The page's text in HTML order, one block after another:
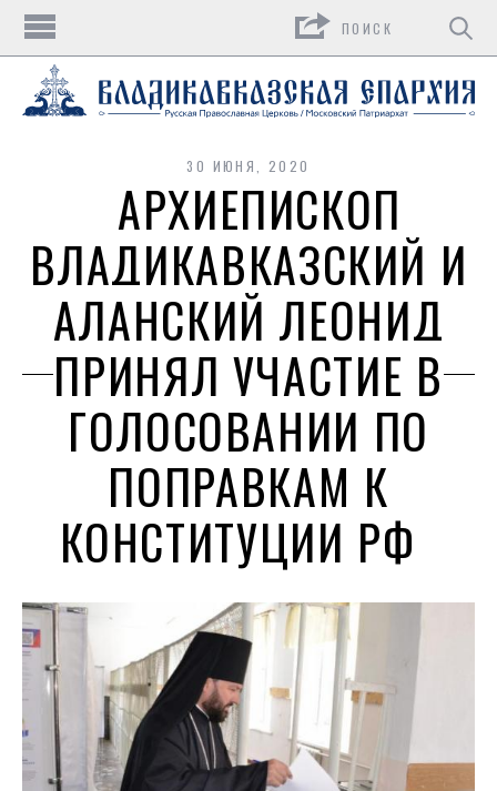
30 ИЮНЯ, 2020
АРХИЕПИСКОП
ВЛАДИКАВКАЗСКИЙ И
АЛАНСКИЙ ЛЕОНИД
ПРИНЯЛ УЧАСТИЕ В
ГОЛОСОВАНИИ ПО
ПОПРАВКАМ К
КОНСТИТУЦИИ РФ